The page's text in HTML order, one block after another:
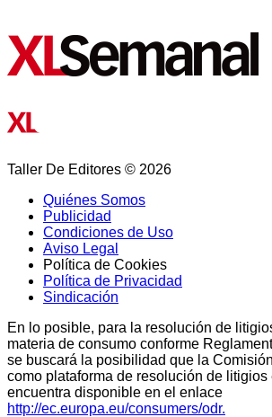
Taller De Editores © 2026
Quiénes Somos
Publicidad
Condiciones de Uso
Aviso Legal
Política de Cookies
Política de Privacidad
Sindicación
En lo posible, para la resolución de
materia de consumo conforme
se buscará la posibilidad que la
como plataforma de resolución de
encuentra disponible en el enlace
http://ec.europa.eu/consumers/odr.